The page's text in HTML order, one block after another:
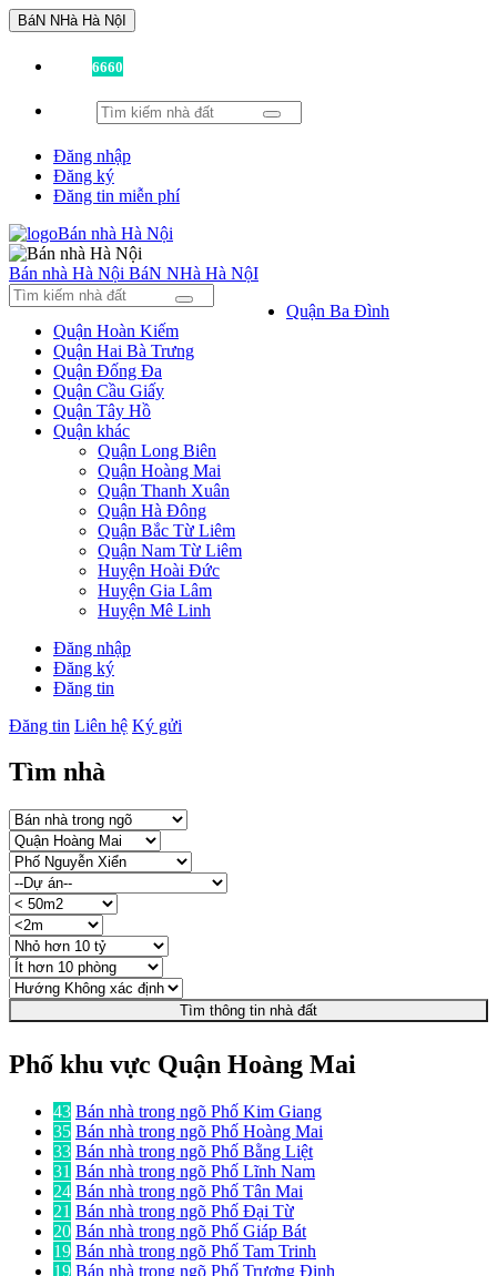
BáN NHà Hà NộI
6660
Đăng nhập
Đăng ký
Đăng tin miễn phí
Bán nhà Hà Nội BáN NHà Hà NộI
Quận Ba Đình
Quận Hoàn Kiếm
Quận Hai Bà Trưng
Quận Đống Đa
Quận Cầu Giấy
Quận Tây Hồ
Quận khác
Quận Long Biên
Quận Hoàng Mai
Quận Thanh Xuân
Quận Hà Đông
Quận Bắc Từ Liêm
Quận Nam Từ Liêm
Huyện Hoài Đức
Huyện Gia Lâm
Huyện Mê Linh
Đăng nhập
Đăng ký
Đăng tin
Đăng tin Liên hệ Ký gửi
Tìm nhà
Tìm thông tin nhà đất
Phố khu vực Quận Hoàng Mai
43 Bán nhà trong ngõ Phố Kim Giang
35 Bán nhà trong ngõ Phố Hoàng Mai
33 Bán nhà trong ngõ Phố Bằng Liệt
31 Bán nhà trong ngõ Phố Lĩnh Nam
24 Bán nhà trong ngõ Phố Tân Mai
21 Bán nhà trong ngõ Phố Đại Từ
20 Bán nhà trong ngõ Phố Giáp Bát
19 Bán nhà trong ngõ Phố Tam Trinh
19 Bán nhà trong ngõ Phố Trương Định